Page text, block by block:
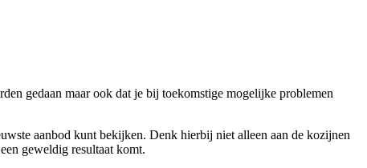
gedaan maar ook dat je bij toekomstige mogelijke problemen
aanbod kunt bekijken. Denk hierbij niet alleen aan de kozijnen
geweldig resultaat komt.